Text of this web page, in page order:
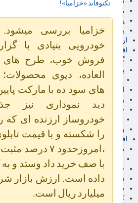
مالیات
یارانه و معیشت مردم
برق، آب و انرژی
ارز دیجیتال
اقتصاد اجتماعی
گردشگری
پزشکی، سلامت و زیبایی
ایران مدلب
اجتماعی
بازنشستگان
حقوق و قضایی
دفتر وکیل
ورزشی
اقتصاد شهری و روستایی
شهر و مسکن و عمران
گسترش ساختمان
حمل و نقل
شهرک های صنعتی
صنایع غذایی
کشاورزی و دامداری
تکنوفاند «خزامیا»!
خزامیا بررسی
خودرویی بنیادی با
فروش خوب، طرح های
العاده، دپوی
های سود ده با مارکت
دید نموداری نیز
خودروساز ارزنده ای
،امروزحدود ۷
با صف خرید داد وستد و به
میلیارد ریال است.